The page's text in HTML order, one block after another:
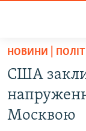
Перейти
основного
матеріалу
Перейти
до
СТАТТІ
НОВИНИ |
США
Москвою